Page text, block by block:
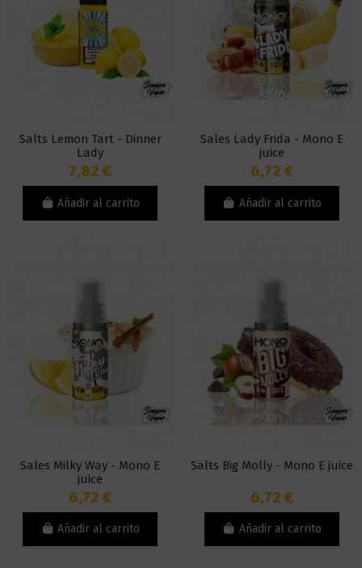
Salts Lemon Tart - Dinner
Lady
7,82 €
Añadir al carrito
Sales Lady Frida - Mono E
juice
6,72 €
Añadir al carrito
Sales Milky Way - Mono E
juice
6,72 €
Añadir al carrito
Salts Big Molly - Mono E juice
6,72 €
Añadir al carrito